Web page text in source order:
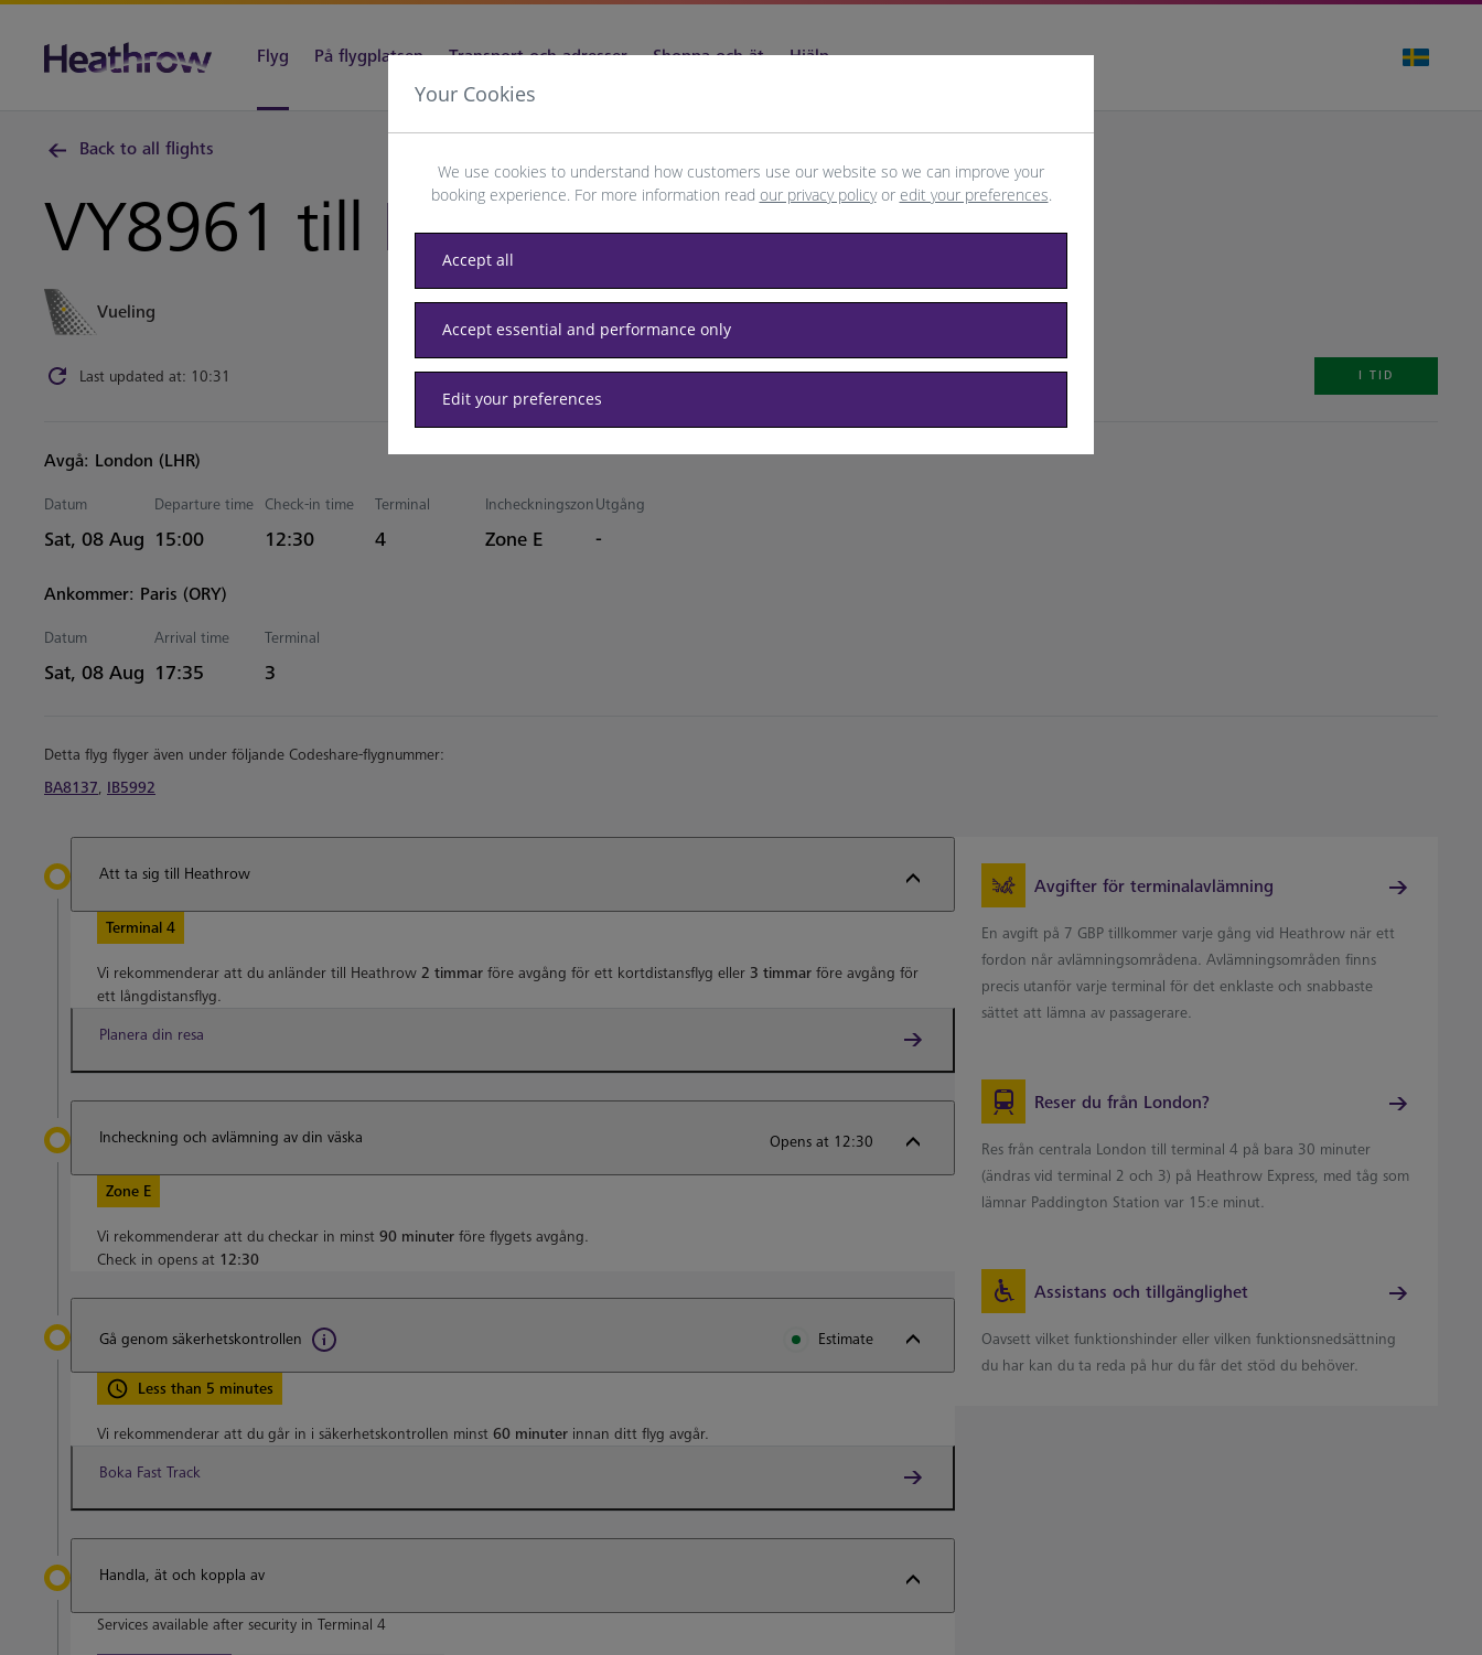
Flyg På flygplatsen Transport och adresser Shoppa och ät Hjälp
Back to all flights
VY8961 till Paris
Vueling
Last updated at: 10:31 I TID
Avgå: London (LHR)
Datum
Sat, 08 Aug
Departure time
Estimated Tid
15:00
Check-in time
12:30
Terminal
4
Incheckningszon
Zone E
Utgång
-
Ankommer: Paris (ORY)
Datum
Sat, 08 Aug
Arrival time
Estimated Tid
17:35
Terminal
3
Detta flyg flyger även under följande Codeshare-flygnummer:
BA8137, IB5992
Att ta sig till Heathrow
Terminal 4
Vi rekommenderar att du anländer till Heathrow 2 timmar före avgång för ett kortdistansflyg eller 3 timmar före avgång för
ett långdistansflyg.
Planera din resa
Incheckning och avlämning av din väska Opens at 12:30
Zone E
Vi rekommenderar att du checkar in minst 90 minuter före flygets avgång.
Check in opens at 12:30
Gå genom säkerhetskontrollen Estimate
Less than 5 minutes
Vi rekommenderar att du går in i säkerhetskontrollen minst 60 minuter innan ditt flyg avgår.
Boka Fast Track
Handla, ät och koppla av
Services available after security in Terminal 4
Avgifter för terminalavlämning
En avgift på 7 GBP tillkommer varje gång vid Heathrow när ett
fordon når avlämningsområdena. Avlämningsområden finns
precis utanför varje terminal för det enklaste och snabbaste
sättet att lämna av passagerare.
Reser du från London?
Res från centrala London till terminal 4 på bara 30 minuter
(ändras vid terminal 2 och 3) på Heathrow Express, med tåg som
lämnar Paddington Station var 15:e minut.
Assistans och tillgänglighet
Oavsett vilket funktionshinder eller vilken funktionsnedsättning
du har kan du ta reda på hur du får det stöd du behöver.
Your Cookies
We use cookies to understand how customers use our website so we can improve your
booking experience. For more information read our privacy policyor edit your preferences.
Accept all
Accept essential and performance only
Edit your preferences